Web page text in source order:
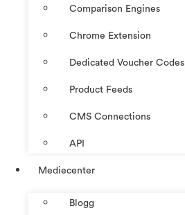
Comparison Engines
Chrome Extension
Dedicated Voucher Codes
Product Feeds
CMS Connections
API
Mediecenter
Blogg